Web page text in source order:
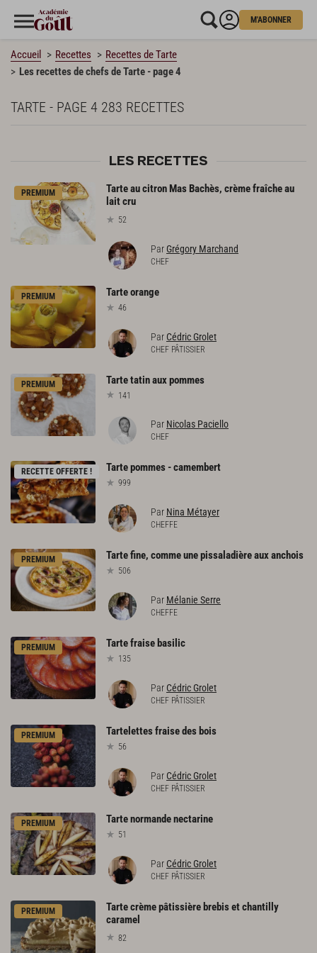
M'ABONNER
Accueil Recettes
Recettes de Tarte
Les recettes de chefs de Tarte - page 4
TARTE - PAGE 4 283 RECETTES
LES RECETTES
PREMIUM
Tarte au citron Mas Bachès, crème fraîche au
lait cru
52
ParGrégory Marchand
CHEF
PREMIUM Tarteorange
46
Par Cédric Grolet
CHEF PÂTISSIER
PREMIUM Tartetatinauxpommes
141
Par Nicolas Paciello
CHEF
RECETTE OFFERTE ! Tartepommes -camembert
999
Par Nina Métayer
CHEFFE
PREMIUM Tartefine, commeunepissaladièreauxanchois
506
Par Mélanie Serre
CHEFFE
PREMIUM Tartefraise basilic
135
Par Cédric Grolet
CHEF PÂTISSIER
PREMIUM Tartelettesfraisedes bois
56
Par Cédric Grolet
CHEF PÂTISSIER
PREMIUM Tartenormandenectarine
51
Par Cédric Grolet
CHEF PÂTISSIER
PREMIUM
Tarte crème pâtissière brebis et chantilly
caramel
82